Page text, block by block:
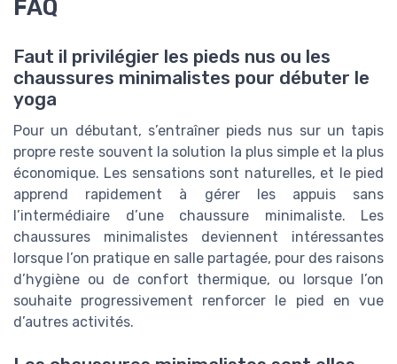
FAQ
Faut il privilégier les pieds nus ou les
chaussures minimalistes pour débuter le
yoga
Pour un débutant, s’entraîner pieds nus sur un tapis
propre reste souvent la solution la plus simple et la plus
économique. Les sensations sont naturelles, et le pied
apprend rapidement à gérer les appuis sans
l’intermédiaire d’une chaussure minimaliste. Les
chaussures minimalistes deviennent intéressantes
lorsque l’on pratique en salle partagée, pour des raisons
d’hygiène ou de confort thermique, ou lorsque l’on
souhaite progressivement renforcer le pied en vue
d’autres activités.